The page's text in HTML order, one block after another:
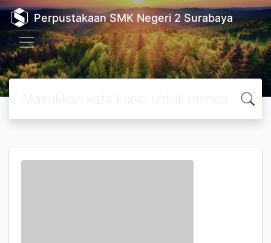
Perpustakaan SMK Negeri 2 Surabaya